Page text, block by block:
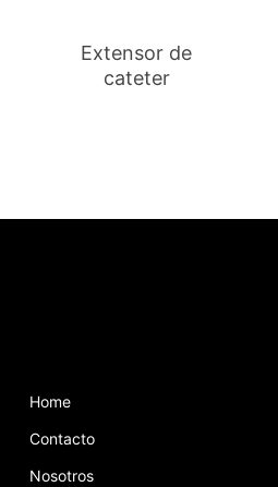
Extensor de
cateter
Home
Contacto
Nosotros